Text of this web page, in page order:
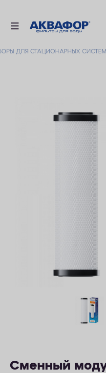
ДЛЯ СТАЦИОНАРНЫХ СИСТЕМ
Сменный